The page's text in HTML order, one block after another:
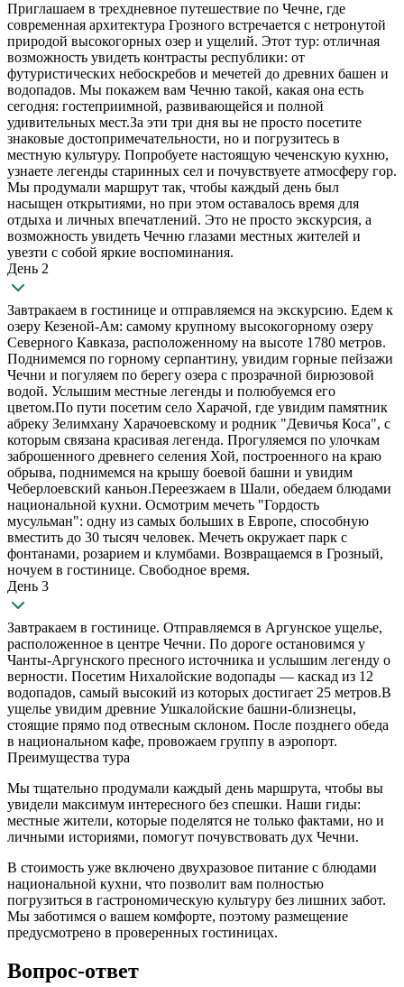
Приглашаем в трехдневное путешествие по Чечне, где
современная архитектура Грозного встречается с нетронутой
природой высокогорных озер и ущелий. Этот тур: отличная
возможность увидеть контрасты республики: от
футуристических небоскребов и мечетей до древних башен и
водопадов. Мы покажем вам Чечню такой, какая она есть
сегодня: гостеприимной, развивающейся и полной
удивительных мест.За эти три дня вы не просто посетите
знаковые достопримечательности, но и погрузитесь в
местную культуру. Попробуете настоящую чеченскую кухню,
узнаете легенды старинных сел и почувствуете атмосферу гор.
Мы продумали маршрут так, чтобы каждый день был
насыщен открытиями, но при этом оставалось время для
отдыха и личных впечатлений. Это не просто экскурсия, а
возможность увидеть Чечню глазами местных жителей и
увезти с собой яркие воспоминания.
День 2
Завтракаем в гостинице и отправляемся на экскурсию. Едем к
озеру Кезеной-Ам: самому крупному высокогорному озеру
Северного Кавказа, расположенному на высоте 1780 метров.
Поднимемся по горному серпантину, увидим горные пейзажи
Чечни и погуляем по берегу озера с прозрачной бирюзовой
водой. Услышим местные легенды и полюбуемся его
цветом.По пути посетим село Харачой, где увидим памятник
абреку Зелимхану Харачоевскому и родник "Девичья Коса", с
которым связана красивая легенда. Прогуляемся по улочкам
заброшенного древнего селения Хой, построенного на краю
обрыва, поднимемся на крышу боевой башни и увидим
Чеберлоевский каньон.Переезжаем в Шали, обедаем блюдами
национальной кухни. Осмотрим мечеть "Гордость
мусульман": одну из самых больших в Европе, способную
вместить до 30 тысяч человек. Мечеть окружает парк с
фонтанами, розарием и клумбами. Возвращаемся в Грозный,
ночуем в гостинице. Свободное время.
День 3
Завтракаем в гостинице. Отправляемся в Аргунское ущелье,
расположенное в центре Чечни. По дороге остановимся у
Чанты-Аргунского пресного источника и услышим легенду о
верности. Посетим Нихалойские водопады — каскад из 12
водопадов, самый высокий из которых достигает 25 метров.В
ущелье увидим древние Ушкалойские башни-близнецы,
стоящие прямо под отвесным склоном. После позднего обеда
в национальном кафе, провожаем группу в аэропорт.
Преимущества тура
Мы тщательно продумали каждый день маршрута, чтобы вы
увидели максимум интересного без спешки. Наши гиды:
местные жители, которые поделятся не только фактами, но и
личными историями, помогут почувствовать дух Чечни.
В стоимость уже включено двухразовое питание с блюдами
национальной кухни, что позволит вам полностью
погрузиться в гастрономическую культуру без лишних забот.
Мы заботимся о вашем комфорте, поэтому размещение
предусмотрено в проверенных гостиницах.
Вопрос-ответ